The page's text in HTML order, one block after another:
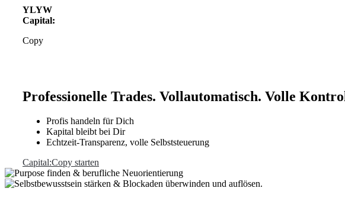
YLYW
Capital:
Copy
Professionelle Trades. Vollautomatisch. Volle
Profis handeln für Dich
Kapital bleibt bei Dir
Echtzeit-Transparenz, volle Selbststeuerung
Capital:Copy starten